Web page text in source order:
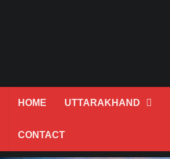
HOME UTTARAKHAND
CONTACT